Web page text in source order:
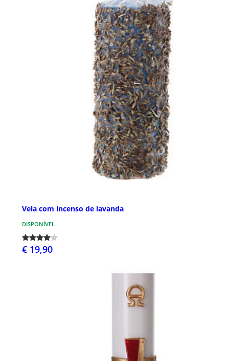
Vela com incenso de lavanda
DISPONÍVEL
€ 19,90